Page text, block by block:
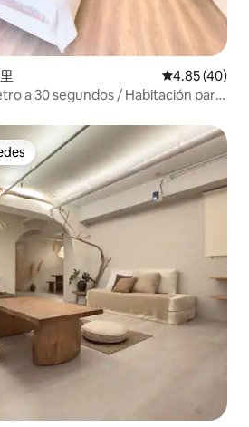
Calificación
4.85 (40)
a 30 segundos / Habitación para
/ Cerca de Ximending y del
/ Conexión directa al
Edificio con ascensor panorámico